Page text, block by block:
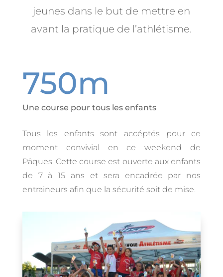
jeunes dans le but de mettre en
avant la pratique de l’athlétisme.
750m
Une course pour tous les enfants
Tous les enfants sont accéptés pour ce
moment convivial en ce weekend de
Pâques. Cette course est ouverte aux enfants
de 7 à 15 ans et sera encadrée par nos
entraineurs afin que la sécurité soit de mise.